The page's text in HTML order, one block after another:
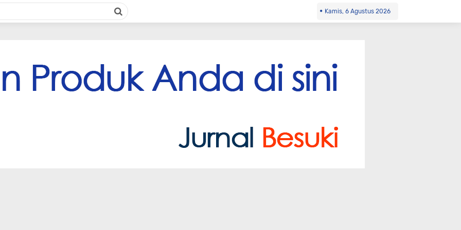
Kamis, 6 Agustus 2026